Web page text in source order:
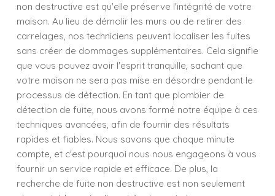
non destructive est qu'elle préserve l'intégrité de votre
maison. Au lieu de démolir les murs ou de retirer des
carrelages, nos techniciens peuvent localiser les fuites
sans créer de dommages supplémentaires. Cela signifie
que vous pouvez avoir l'esprit tranquille, sachant que
votre maison ne sera pas mise en désordre pendant le
processus de détection. En tant que plombier de
détection de fuite, nous avons formé notre équipe à ces
techniques avancées, afin de fournir des résultats
rapides et fiables. Nous savons que chaque minute
compte, et c'est pourquoi nous nous engageons à vous
fournir un service rapide et efficace. De plus, la
recherche de fuite non destructive est non seulement